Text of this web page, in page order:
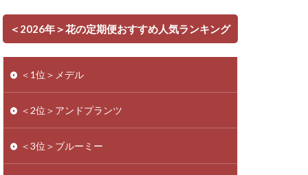
＜2026年＞花の定期便おすすめ人気ランキング
＜1位＞メデル
＜2位＞アンドプランツ
＜3位＞ブルーミー